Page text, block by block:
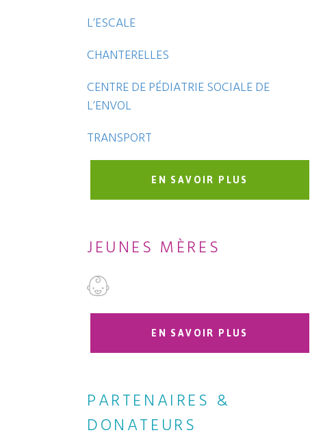
L’ESCALE
CHANTERELLES
CENTRE DE PÉDIATRIE SOCIALE DE
L’ENVOL
TRANSPORT
EN SAVOIR PLUS
JEUNES MÈRES
EN SAVOIR PLUS
PARTENAIRES &
DONATEURS